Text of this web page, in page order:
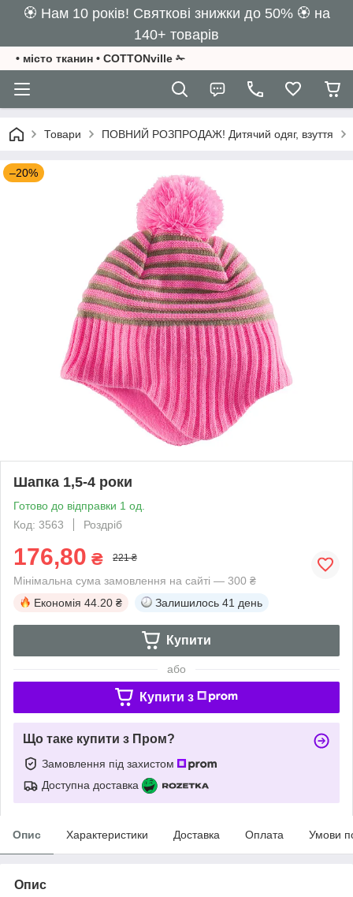
🏵️ Нам 10 років! Святкові знижки до 50% 🏵️ на
140+ товарів
• місто тканин • COTTONville ✁
Товари ПОВНИЙ РОЗПРОДАЖ! Дитячий одяг, взуття
–20%
Шапка 1,5-4 роки
Готово до відправки 1 од.
Код: 3563
Роздріб
176,80 ₴ 221 ₴
Мінімальна сума замовлення на сайті — 300 ₴
Економія 44.20 ₴ Залишилось 41 день
Купити
або
Купити з
Що таке купити з Пром?
Замовлення під захистом
Доступна доставка
Опис Характеристики Доставка Оплата Умови
Опис